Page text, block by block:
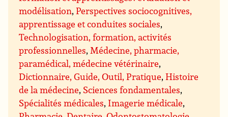
modélisation,Perspectives sociocognitives,
apprentissage et conduites sociales,
Technologisation, formation, activités
professionnelles, Médecine, pharmacie,
paramédical, médecine vétérinaire,
Dictionnaire, Guide, Outil, Pratique,Histoire
de la médecine, Sciences fondamentales,
Spécialités médicales, Imagerie médicale,